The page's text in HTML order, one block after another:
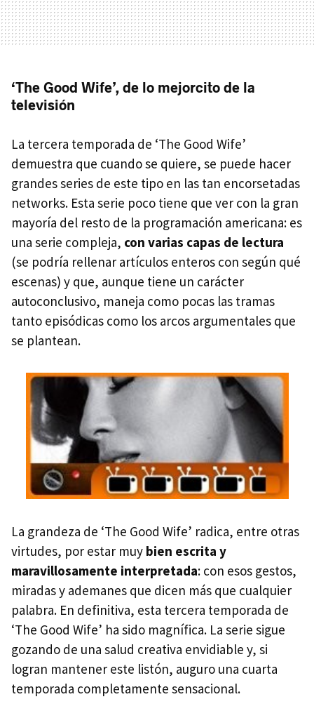
‘The Good Wife’, de lo mejorcito de la
televisión
La tercera temporada de ‘The Good Wife’
demuestra que cuando se quiere, se puede hacer
grandes series de este tipo en las tan encorsetadas
networks. Esta serie poco tiene que ver con la gran
mayoría del resto de la programación americana: es
una serie compleja, con varias capas de lectura
(se podría rellenar artículos enteros con según qué
escenas) y que, aunque tiene un carácter
autoconclusivo, maneja como pocas las tramas
tanto episódicas como los arcos argumentales que
se plantean.
La grandeza de ‘The Good Wife’ radica, entre otras
virtudes, por estar muy bien escrita y
maravillosamente interpretada: con esos gestos,
miradas y ademanes que dicen más que cualquier
palabra. En definitiva, esta tercera temporada de
‘The Good Wife’ ha sido magnífica. La serie sigue
gozando de una salud creativa envidiable y, si
logran mantener este listón, auguro una cuarta
temporada completamente sensacional.